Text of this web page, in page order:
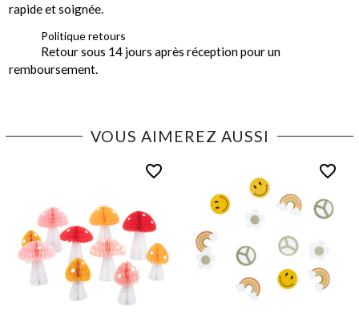
rapide et soignée.
Politique retours
Retour sous 14 jours après réception pour un
remboursement.
VOUS AIMEREZ AUSSI
favorite_border favorite_border